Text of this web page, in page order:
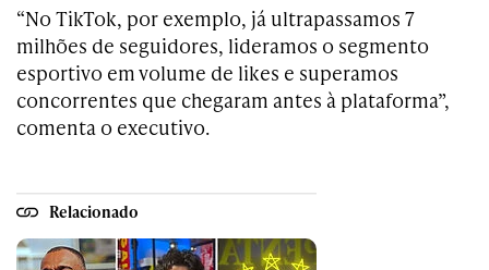
“No TikTok, por exemplo, já ultrapassamos 7
milhões de seguidores, lideramos o segmento
esportivo em volume de likes e superamos
concorrentes que chegaram antes à plataforma”,
comenta o executivo.
Relacionado